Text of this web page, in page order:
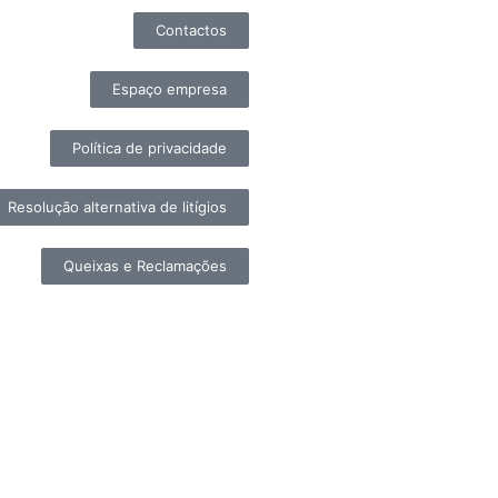
Contactos
Espaço empresa
Política de privacidade
Resolução alternativa de litígios
Queixas e Reclamações